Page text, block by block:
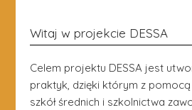
Witaj w projekcie DESSA
Celem projektu DESSA jest
praktyk, dzięki którym z
szkół średnich i szkolnictwa